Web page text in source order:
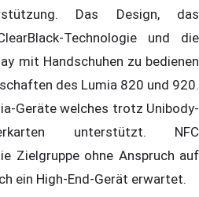
Das Design, das
Technologie und die
mit Handschuhen zu bedienen
des Lumia 820 und 920.
Geräte welches trotz Unibody-
unterstützt. NFC
Zielgruppe ohne Anspruch auf
ein High-End-Gerät erwartet.